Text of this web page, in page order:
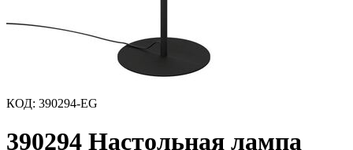
КОД: 390294-EG
390294 Настольная лампа